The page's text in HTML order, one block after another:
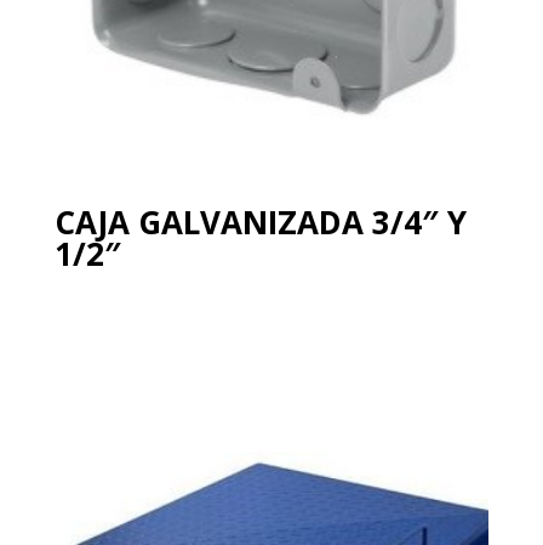
CAJA GALVANIZADA 3/4″ Y
1/2″